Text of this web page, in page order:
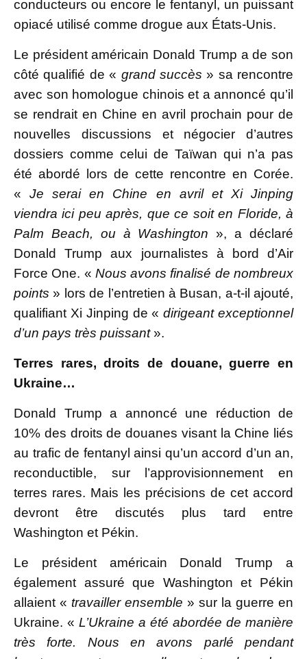
conducteurs ou encore le fentanyl, un puissant
opiacé utilisé comme drogue aux États-Unis.
Le président américain Donald Trump a de son
côté qualifié de « grand succès » sa rencontre
avec son homologue chinois et a annoncé qu’il
se rendrait en Chine en avril prochain pour de
nouvelles discussions et négocier d’autres
dossiers comme celui de Taïwan qui n’a pas
été abordé lors de cette rencontre en Corée.
«Je serai en Chine en avril et Xi Jinping
viendra ici peu après, que ce soit en Floride, à
Palm Beach, ou à Washington », a déclaré
Donald Trump aux journalistes à bord d’Air
Force One. « Nous avons finalisé de nombreux
points» lors de l’entretien à Busan, a-t-il ajouté,
qualifiant Xi Jinping de « dirigeant exceptionnel
d’un pays très puissant».
Terres rares, droits de douane, guerre en
Ukraine…
Donald Trump a annoncé une réduction de
10% des droits de douanes visant la Chine liés
au trafic de fentanyl ainsi qu’un accord d’un an,
reconductible, sur l’approvisionnement en
terres rares. Mais les précisions de cet accord
devront être discutés plus tard entre
Washington et Pékin.
Le président américain Donald Trump a
également assuré que Washington et Pékin
allaient « travailler ensemble » sur la guerre en
Ukraine. « L’Ukraine a été abordée de manière
très forte. Nous en avons parlé pendant